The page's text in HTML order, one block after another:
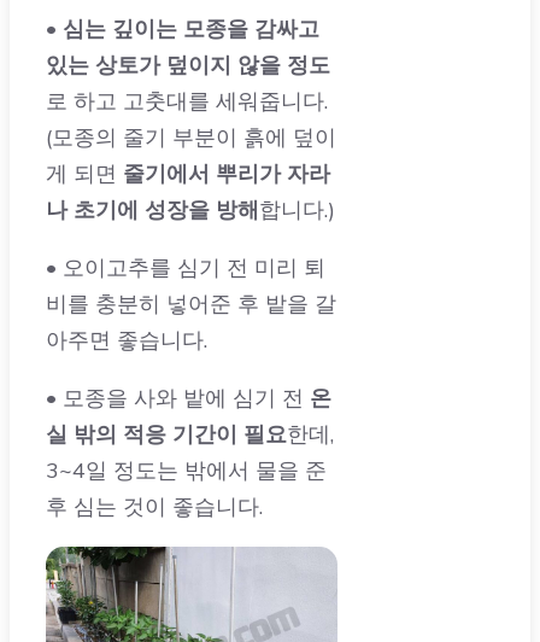
• 심는 깊이는 모종을 감싸고
있는 상토가 덮이지 않을 정도
로 하고 고춧대를 세워줍니다.
(모종의 줄기 부분이 흙에 덮이
게 되면 줄기에서 뿌리가 자라
나 초기에 성장을 방해합니다.)
• 오이고추를 심기 전 미리 퇴
비를 충분히 넣어준 후 밭을 갈
아주면 좋습니다.
• 모종을 사와 밭에 심기 전 온
실 밖의 적응 기간이 필요한데,
3~4일 정도는 밖에서 물을 준
후 심는 것이 좋습니다.